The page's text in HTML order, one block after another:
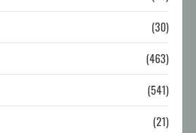
(30)
(463)
(541)
(21)